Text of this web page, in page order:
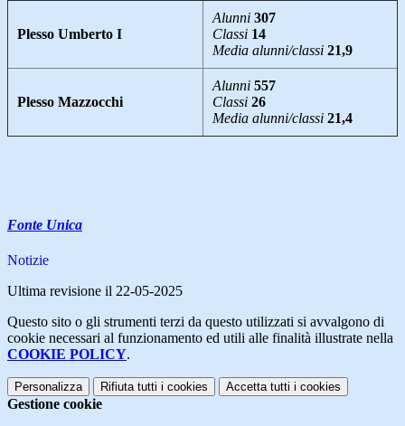
Plesso Umberto I
Alunni 307
Classi 14
Media alunni/classi 21,9
Plesso Mazzocchi
Alunni 557
Classi 26
Media alunni/classi 21,4
Fonte Unica
Notizie
Ultima revisione il 22-05-2025
Questo sito o gli strumenti terzi da questo utilizzati si avvalgono di
cookie necessari al funzionamento ed utili alle finalità illustrate nella
COOKIE POLICY.
Personalizza Rifiuta tutti i cookies Accetta tutti i cookies
Gestione cookie